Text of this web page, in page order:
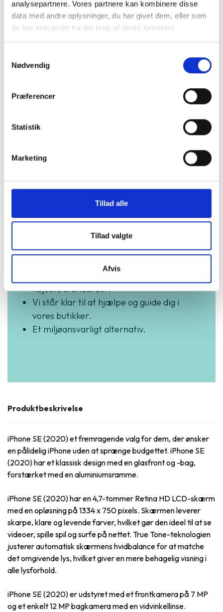
analysepartnere. Vores partnere kan kombinere disse
data med andre oplysninger, du har givet dem, eller som
de har indsamlet fra din brug af deres tjenester.
Nødvendig
Præferencer
Statistik
Marketing
Tillad alle
Tillad valgte
Afvis
Køb trygt hos
GreenMind
3 års garanti og hurtig levering.
Vurderet som fremragende på Trustpilot.
Testet og dataslettet efter branchens
højeste standarder.
Vi står klar til at hjælpe og guide dig i
vores butikker.
Et miljøansvarligt alternativ.
Produktbeskrivelse
iPhone SE (2020) et fremragende valg for dem, der ønsker
en pålidelig iPhone uden at sprænge budgettet. iPhone SE
(2020) har et klassisk design med en glasfront og -bag,
forstærket med en aluminiumsramme.
iPhone SE (2020) har en 4,7-tommer Retina HD LCD-skærm
med en opløsning på 1334 x 750 pixels. Skærmen leverer
skarpe, klare og levende farver, hvilket gør den ideel til at se
videoer, spille spil og surfe på nettet. True Tone-teknologien
justerer automatisk skærmens hvidbalance for at matche
det omgivende lys, hvilket giver en mere behagelig visning i
alle lysforhold.
iPhone SE (2020) er udstyret med et frontkamera på 7 MP
og et enkelt 12 MP bagkamera med en vidvinkellinse.